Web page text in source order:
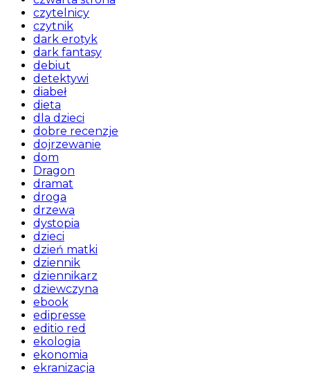
czytelnicy
czytnik
dark erotyk
dark fantasy
debiut
detektywi
diabeł
dieta
dla dzieci
dobre recenzje
dojrzewanie
dom
Dragon
dramat
droga
drzewa
dystopia
dzieci
dzień matki
dziennik
dziennikarz
dziewczyna
ebook
edipresse
editio red
ekologia
ekonomia
ekranizacja